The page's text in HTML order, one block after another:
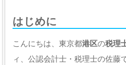
はじめに
こんにちは、東京都港区の税理
ィ、公認会計士・税理士の佐藤